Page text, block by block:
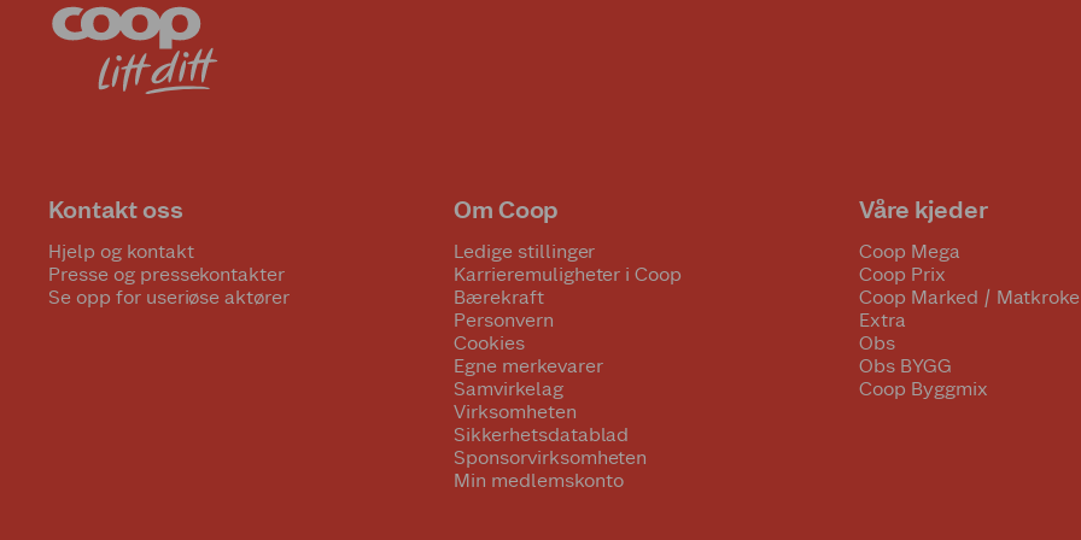
Kontakt oss
Hjelp og kontakt
Presse og pressekontakter
Se opp for useriøse aktører
Om Coop
Ledige stillinger
Karrieremuligheter i Coop
Bærekraft
Personvern
Cookies
Egne merkevarer
Samvirkelag
Virksomheten
Sikkerhetsdatablad
Sponsorvirksomheten
Min medlemskonto
Våre kjeder
Coop Mega
Coop Prix
Coop Marked /
Extra
Obs
Obs BYGG
Coop Byggmix